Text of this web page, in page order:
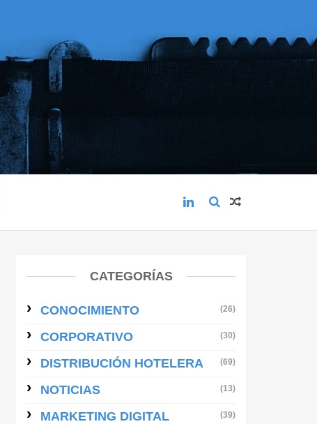
CATEGORÍAS
CONOCIMIENTO (26)
CORPORATIVO (30)
DISTRIBUCIÓN HOTELERA (69)
NOTICIAS (13)
MARKETING DIGITAL (39)